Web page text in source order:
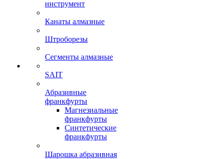
инструмент
Канаты алмазные
Штроборезы
Сегменты алмазные
SAIT
Абразивные
франкфурты
Магнезиальные
франкфурты
Синтетические
франкфурты
Шарошка абразивная